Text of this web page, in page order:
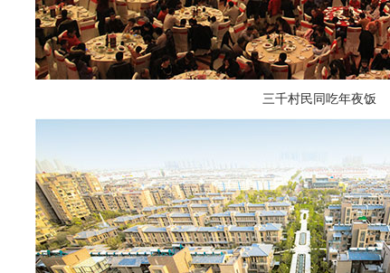
三千村民同吃年夜饭